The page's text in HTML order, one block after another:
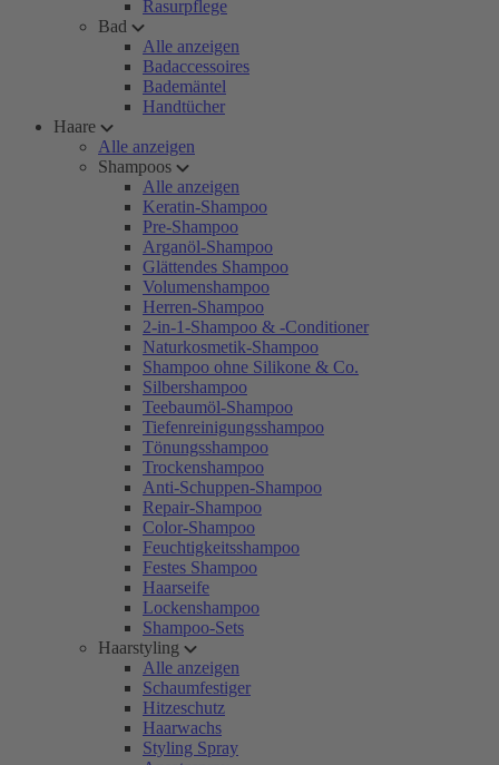
Rasurpflege
Bad
Alle anzeigen
Badaccessoires
Bademäntel
Handtücher
Haare
Alle anzeigen
Shampoos
Alle anzeigen
Keratin-Shampoo
Pre-Shampoo
Arganöl-Shampoo
Glättendes Shampoo
Volumenshampoo
Herren-Shampoo
2-in-1-Shampoo & -Conditioner
Naturkosmetik-Shampoo
Shampoo ohne Silikone & Co.
Silbershampoo
Teebaumöl-Shampoo
Tiefenreinigungsshampoo
Tönungsshampoo
Trockenshampoo
Anti-Schuppen-Shampoo
Repair-Shampoo
Color-Shampoo
Feuchtigkeitsshampoo
Festes Shampoo
Haarseife
Lockenshampoo
Shampoo-Sets
Haarstyling
Alle anzeigen
Schaumfestiger
Hitzeschutz
Haarwachs
Styling Spray